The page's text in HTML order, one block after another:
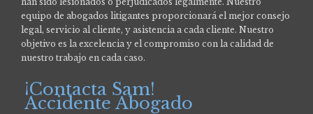
equipo de abogados litigantes proporcionará el mejor consejo
legal, servicio al cliente, y asistencia a cada cliente. Nuestro
objetivo es la excelencia y el compromiso con la calidad de
nuestro trabajo en cada caso.
¡Contacta Sam!
Accidente Abogado